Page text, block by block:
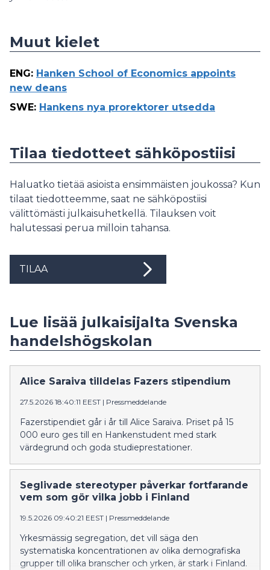
Muut kielet
ENG: Hanken School of Economics appoints
new deans
SWE: Hankens nya prorektorer utsedda
Tilaa tiedotteet sähköpostiisi
Haluatko tietää asioista ensimmäisten joukossa? Kun
tilaat tiedotteemme, saat ne sähköpostiisi
välittömästi julkaisuhetkellä. Tilauksen voit
halutessasi perua milloin tahansa.
TILAA
Lue lisää julkaisijalta Svenska
handelshögskolan
Alice Saraiva tilldelas Fazers stipendium
27.5.2026 18:40:11 EEST | Pressmeddelande
Fazerstipendiet går i år till Alice Saraiva. Priset på 15
000 euro ges till en Hankenstudent med stark
värdegrund och goda studieprestationer.
Seglivade stereotyper påverkar fortfarande
vem som gör vilka jobb i Finland
19.5.2026 09:40:21 EEST | Pressmeddelande
Yrkesmässig segregation, det vill säga den
systematiska koncentrationen av olika demografiska
grupper till olika branscher och yrken, är stark i Finland.